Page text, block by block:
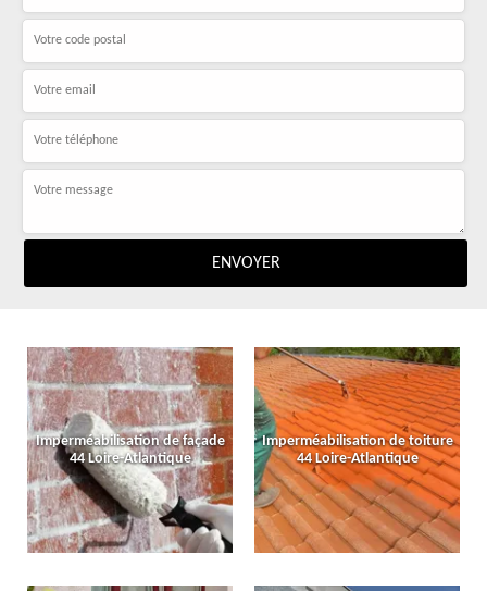
Imperméabilisation de façade
44 Loire-Atlantique
Imperméabilisation de toiture
44 Loire-Atlantique